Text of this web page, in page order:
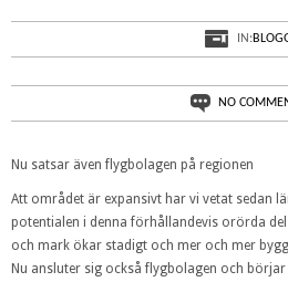
IN:
NO
Nu satsar även flygbolagen på regionen
Att området är expansivt har vi vetat sedan
potentialen i denna förhållandevis orörda
och mark ökar stadigt och mer och mer
Nu ansluter sig också flygbolagen och